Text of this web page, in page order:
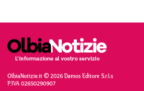
OlbiaNotizie.it © 2026 Damos Editore S.r.l.s
P.IVA 02650290907